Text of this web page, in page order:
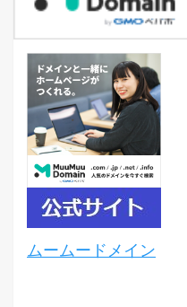
ムームードメイン